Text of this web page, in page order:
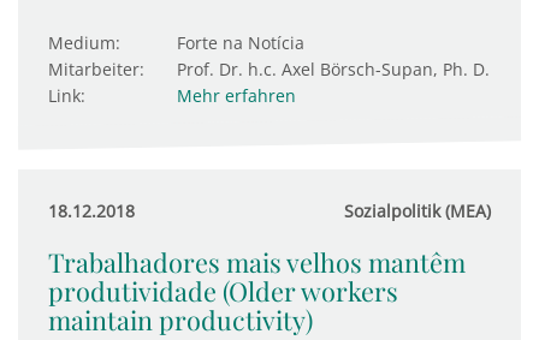
Medium:
Forte na Notícia
Mitarbeiter:
Prof. Dr. h.c. Axel Börsch-Supan, Ph. D.
Link:
Mehr erfahren
18.12.2018 Sozialpolitik (MEA)
Trabalhadores mais velhos mantêm
produtividade (Older workers
maintain productivity)